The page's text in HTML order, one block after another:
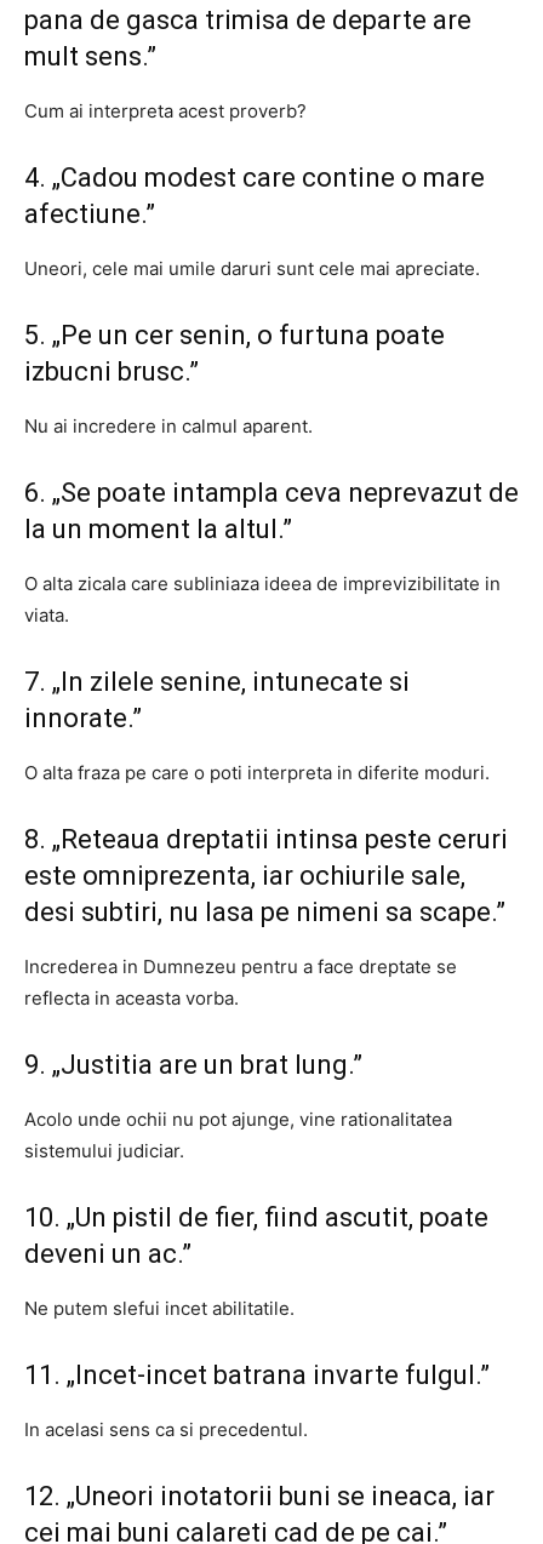
pana de gasca trimisa de departe are
mult sens.”
Cum ai interpreta acest proverb?
4. „Cadou modest care contine o mare
afectiune.”
Uneori, cele mai umile daruri sunt cele mai apreciate.
5. „Pe un cer senin, o furtuna poate
izbucni brusc.”
Nu ai incredere in calmul aparent.
6. „Se poate intampla ceva neprevazut de
la un moment la altul.”
O alta zicala care subliniaza ideea de imprevizibilitate in
viata.
7. „In zilele senine, intunecate si
innorate.”
O alta fraza pe care o poti interpreta in diferite moduri.
8. „Reteaua dreptatii intinsa peste ceruri
este omniprezenta, iar ochiurile sale,
desi subtiri, nu lasa pe nimeni sa scape.”
Increderea in Dumnezeu pentru a face dreptate se
reflecta in aceasta vorba.
9. „Justitia are un brat lung.”
Acolo unde ochii nu pot ajunge, vine rationalitatea
sistemului judiciar.
10. „Un pistil de fier, fiind ascutit, poate
deveni un ac.”
Ne putem slefui incet abilitatile.
11. „Incet-incet batrana invarte fulgul.”
In acelasi sens ca si precedentul.
12. „Uneori inotatorii buni se ineaca, iar
cei mai buni calareti cad de pe cai.”